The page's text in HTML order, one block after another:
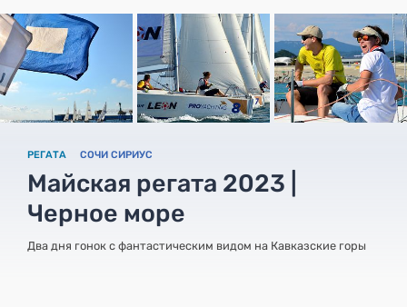
РЕГАТА СОЧИ СИРИУС
Майская регата 2023 |
Черное море
Два дня гонок с фантастическим видом на Кавказские горы